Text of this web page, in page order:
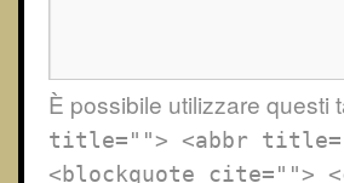
È possibile utilizzare questi
title=""> <abbr
<blockquote cite="">